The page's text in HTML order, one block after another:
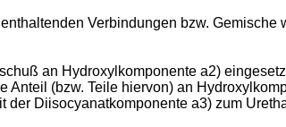
Verbindungen bzw.
an Hydroxylkomponente a2)
Anteil (bzw. Teile hiervon) an
Diisocyanatkomponente a3) zum